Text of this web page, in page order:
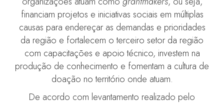
financiam projetos e iniciativas sociais em múltiplas
causas para endereçar as demandas e prioridades
da região e fortalecem o terceiro setor da região
com capacitações e apoio técnico, investem na
produção de conhecimento e fomentam a cultura de
doação no território onde atuam.
De acordo com levantamento realizado pelo